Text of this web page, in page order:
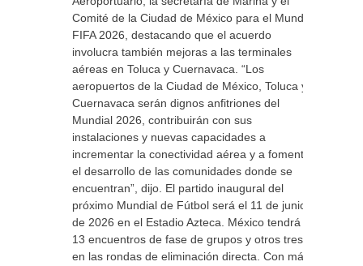
Comité de la Ciudad de México para el Mundial
FIFA 2026, destacando que el acuerdo
involucra también mejoras a las terminales
aéreas en Toluca y Cuernavaca. “Los
aeropuertos de la Ciudad de México, Toluca y
Cuernavaca serán dignos anfitriones del
Mundial 2026, contribuirán con sus
instalaciones y nuevas capacidades a
incrementar la conectividad aérea y a fomentar
el desarrollo de las comunidades donde se
encuentran”, dijo. El partido inaugural del
próximo Mundial de Fútbol será el 11 de junio
de 2026 en el Estadio Azteca. México tendrá
13 encuentros de fase de grupos y otros tres
en las rondas de eliminación directa. Con más